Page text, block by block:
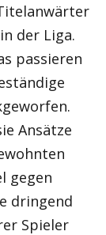
der Liga.
passieren
Ansätze
gegen
dringend
Spieler